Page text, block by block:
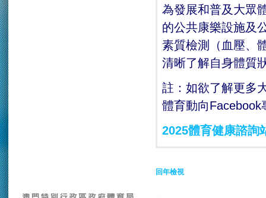
為發展和普及大眾
的公共康樂設施及
素質檢測（血壓、
清晰了解自身體質
註：如欲了解更多
體育動向Facebook
2025體育健康諮詢
回年檢視